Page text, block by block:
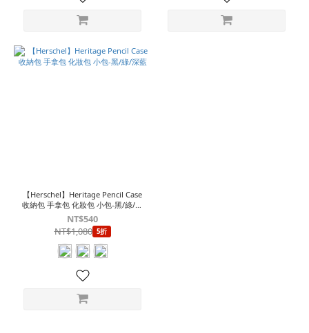
【Herschel】Heritage Pencil Case
收納包 手拿包 化妝包 小包-黑/綠/深
藍
NT$540
NT$1,080 5折